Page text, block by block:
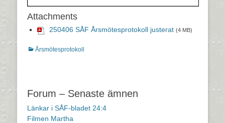
Attachments
250406 SÅF Årsmötesprotokoll justerat (4 MB)
Kategorier
Årsmötesprotokoll
Forum – Senaste ämnen
Länkar i SÅF-bladet 24:4
Filmen Martha